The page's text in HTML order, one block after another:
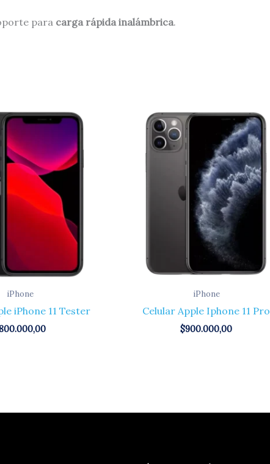
para carga rápida inalámbrica.
iPhone
iPhone 11 Tester
iPhone
Celular Apple Iphone 11 Pro
$900.000,00